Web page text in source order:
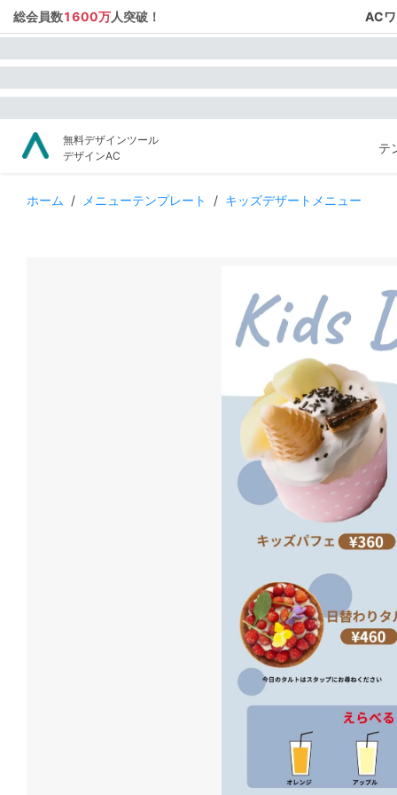
総会員数1600万人突破！ AC
無料デザインツール
デザインAC
テ
ホーム / メニューテンプレート / キッズデザートメニュー